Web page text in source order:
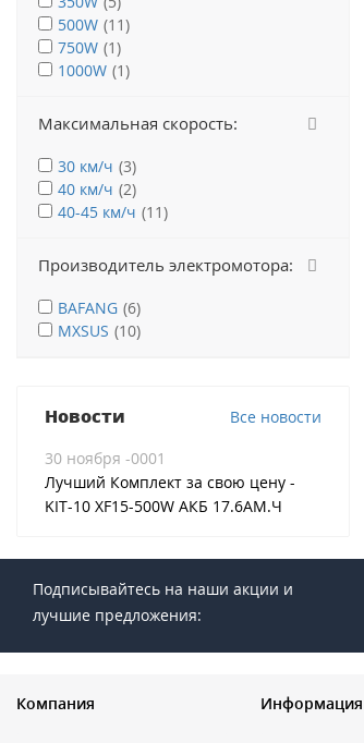
500W (11)
750W (1)
1000W (1)
Максимальная скорость:
30 км/ч (3)
40 км/ч (2)
40-45 км/ч (11)
Производитель электромотора:
BAFANG (6)
MXSUS (10)
Новости
Все новости
30 ноября -0001
Лучший Комплект за свою цену -
KIT-10 XF15-500W АКБ 17.6АМ.Ч
Подписывайтесь на наши акции и
лучшие предложения:
Компания Информация